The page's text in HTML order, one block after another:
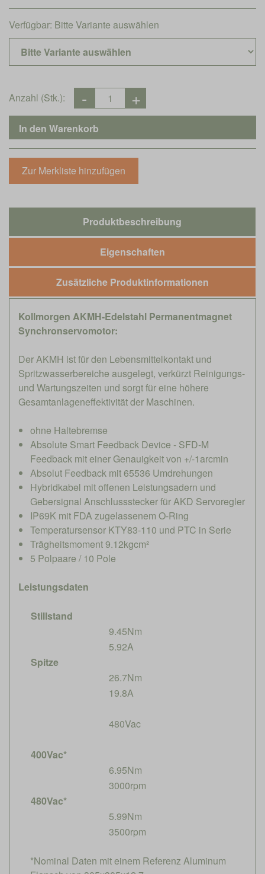
Verfügbar: Bitte Variante auswählen
Anzahl (Stk.):
Produktbeschreibung
Eigenschaften
Zusätzliche Produktinformationen
Kollmorgen AKMH-Edelstahl Permanentmagnet
Synchronservomotor:
Der AKMH ist für den Lebensmittelkontakt und
Spritzwasserbereiche ausgelegt, verkürzt Reinigungs-
und Wartungszeiten und sorgt für eine höhere
Gesamtanlageneffektivität der Maschinen.
ohne Haltebremse
Absolute Smart Feedback Device - SFD-M
Feedback mit einer Genauigkeit von +/-1arcmin
Absolut Feedback mit 65536 Umdrehungen
Hybridkabel mit offenen Leistungsadern und
Gebersignal Anschlussstecker für AKD Servoregler
IP69K mit FDA zugelassenem O-Ring
Temperatursensor KTY83-110 und PTC in Serie
Trägheitsmoment 9.12kgcm²
5 Polpaare / 10 Pole
Leistungsdaten
Stillstand
9.45Nm
5.92A
Spitze
26.7Nm
19.8A
480Vac
400Vac*
6.95Nm
3000rpm
480Vac*
5.99Nm
3500rpm
*Nominal Daten mit einem Referenz Aluminum